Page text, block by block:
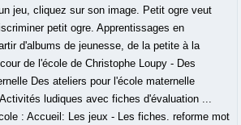
jeu, cliquez sur son image. Petit ogre veut
petit ogre. Apprentissages en
d'albums de jeunesse, de la petite à la
de l'école de Christophe Loupy - Des
Des ateliers pour l'école maternelle
ludiques avec fiches d'évaluation ...
: Accueil: Les jeux - Les fiches. reforme mot